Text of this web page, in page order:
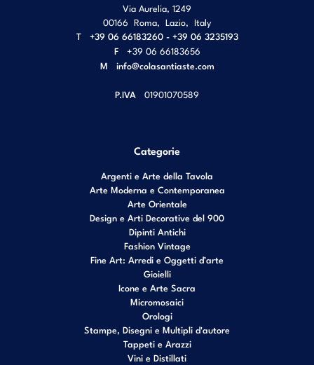
Via Aurelia, 1249
00166 Roma Lazio Italy
T
+39 06 66183260 - +39 06 3235193
F
+39 06 66183656
M info@colasantiaste.com
P.IVA 01901070589
Categorie
Argenti e Arte della Tavola
Arte Moderna e Contemporanea
Arte Orientale
Design e Arti Decorative del 900
Dipinti Antichi
Fashion Vintage
Fine Art: Arredi e Oggetti d’arte
Gioielli
Icone e Arte Sacra
Micromosaici
Orologi
Stampe, Disegni e Multipli d'autore
Tappeti e Arazzi
Vini e Distillati